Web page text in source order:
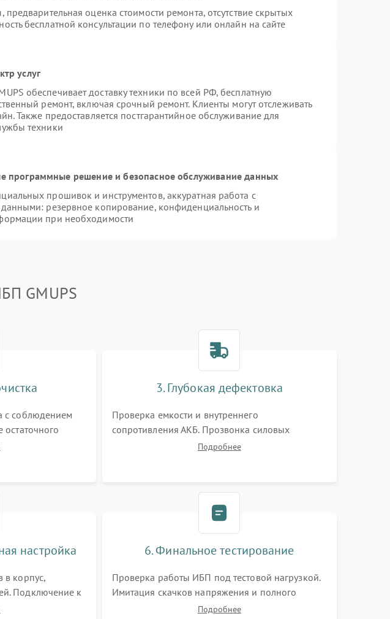
предварительная оценка стоимости ремонта, отсутствие скрытых
бесплатной консультации по телефону или онлайн на сайте
услуг
обеспечивает доставку техники по всей РФ, бесплатную
ремонт, включая срочный ремонт. Клиенты могут отслеживать
Также предоставляется постгарантийное обслуживание для
техники
программные решение и безопасное обслуживание данных
прошивок и инструментов, аккуратная работа с
данными: резервное копирование, конфиденциальность и
при необходимости
GMUPS
с соблюдением
остаточного
и кулеров от
3. Глубокая дефектовка
Проверка емкости и внутреннего
сопротивления АКБ. Прозвонка силовых
транзисторов инвертора, диодов, реле
Подробнее
настройка
в корпус,
Подключение к
констант
6. Финальное тестирование
Проверка работы ИБП под тестовой нагрузкой.
Имитация скачков напряжения и полного
отключения сети. Контроль времени автономной
Подробнее